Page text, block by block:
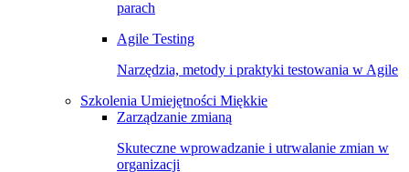
parach
Agile Testing
Narzędzia, metody i praktyki testowania w Agile
Szkolenia Umiejętności Miękkie
Zarządzanie zmianą
Skuteczne wprowadzanie i utrwalanie zmian w
organizacji